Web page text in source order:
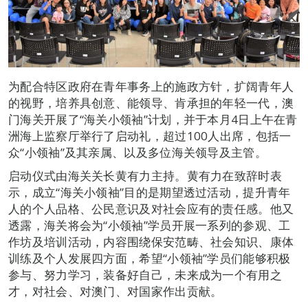
为配合特区政府在青年事务上的施政方针，扩阔青年人
的视野，培养具创意、能领导、肯承担的年轻一代，澳
门海关开展了“海关小领袖”计划，并于本月4日上午在青
洲海上监察厅举行了启动礼，超过100人出席，包括一
众“小领袖”及其亲属、以及多位海关领导及主管。
启动仪式由海关关长黄有力主持。黄有力在致辞时表
示，成立“海关小领袖”目的是期望透过活动，提升青年
人的个人品格、公民意识及对社会应有的责任感。他又
透露，海关将会为“小领袖”学员开展一系列的参观、工
作坊及培训活动，内容围绕保安范畴、社会知识、康体
训练及个人发展四方面，希望“小领袖”学员们能够积极
参与、努力学习，装备好自己，未来成为一个有用之
才，对社会、对澳门、对国家作出贡献。